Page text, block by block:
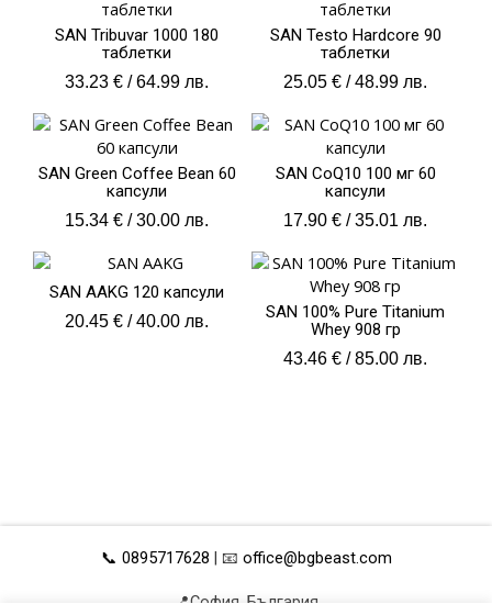
SAN Tribuvar 1000 180
таблетки
33.23 € / 64.99 лв.
SAN Testo Hardcore 90
таблетки
25.05 € / 48.99 лв.
SAN Green Coffee Bean 60
капсули
15.34 € / 30.00 лв.
SAN CoQ10 100 мг 60
капсули
17.90 € / 35.01 лв.
SAN AAKG 120 капсули
20.45 € / 40.00 лв.
SAN 100% Pure Titanium
Whey 908 гр
43.46 € / 85.00 лв.
📞 0895717628 | 📧 office@bgbeast.com